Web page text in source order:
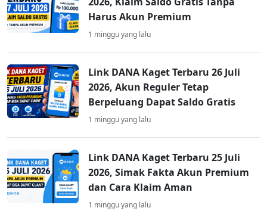
Harus Akun Premium
1 minggu yang lalu
Link DANA Kaget Terbaru 26 Juli
2026, Akun Reguler Tetap
Berpeluang Dapat Saldo Gratis
1 minggu yang lalu
Link DANA Kaget Terbaru 25 Juli
2026, Simak Fakta Akun Premium
dan Cara Klaim Aman
1 minggu yang lalu